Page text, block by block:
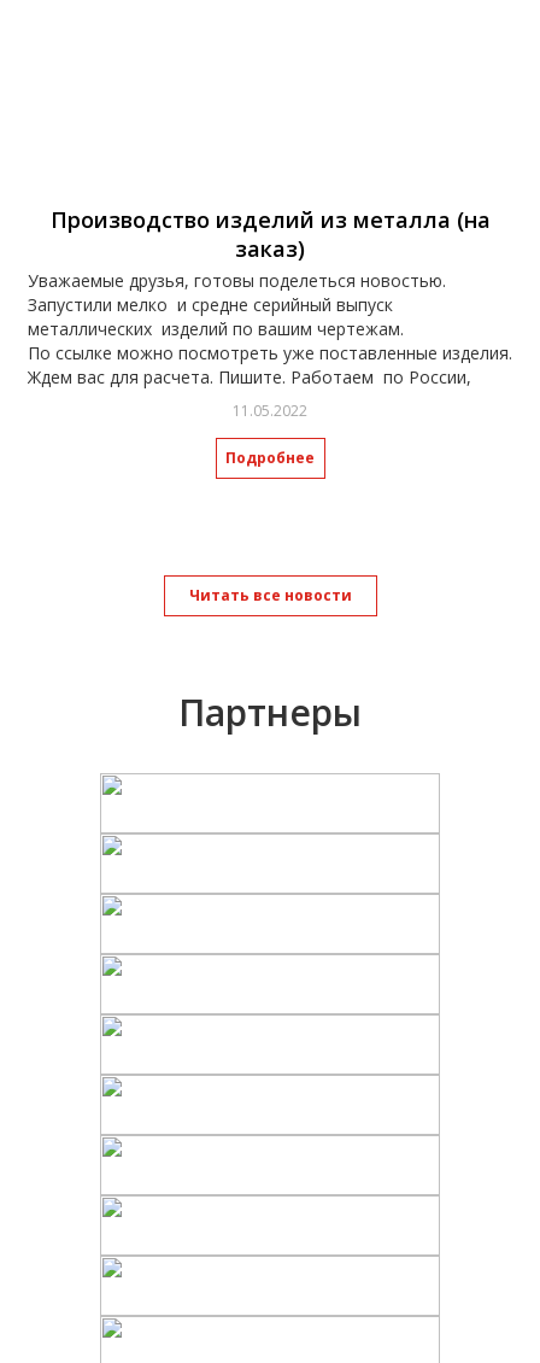
Производство изделий из металла (на
заказ)
Уважаемые друзья, готовы поделеться новостью.
Запустили мелко и средне серийный выпуск
металлических изделий по вашим чертежам.
По ссылке можно посмотреть уже поставленные изделия.
Ждем вас для расчета. Пишите. Работаем по России,
отправка транспортными компаниями.
proektirovanie-metalloizdeliy/
11.05.2022
Подробнее
Читать все новости
Партнеры